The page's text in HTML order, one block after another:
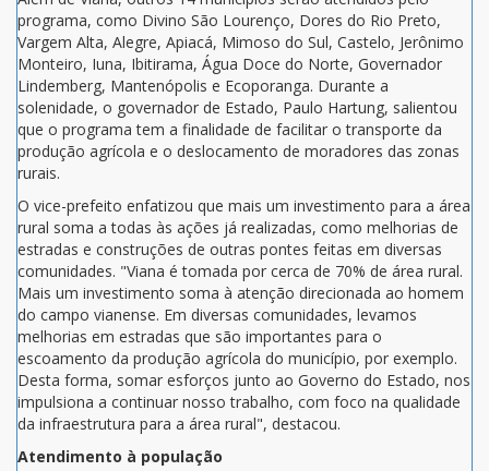
programa, como Divino São Lourenço, Dores do Rio Preto,
Vargem Alta, Alegre, Apiacá, Mimoso do Sul, Castelo, Jerônimo
Monteiro, Iuna, Ibitirama, Água Doce do Norte, Governador
Lindemberg, Mantenópolis e Ecoporanga. Durante a
solenidade, o governador de Estado, Paulo Hartung, salientou
que o programa tem a finalidade de facilitar o transporte da
produção agrícola e o deslocamento de moradores das zonas
rurais.
O vice-prefeito enfatizou que mais um investimento para a área
rural soma a todas às ações já realizadas, como melhorias de
estradas e construções de outras pontes feitas em diversas
comunidades. "Viana é tomada por cerca de 70% de área rural.
Mais um investimento soma à atenção direcionada ao homem
do campo vianense. Em diversas comunidades, levamos
melhorias em estradas que são importantes para o
escoamento da produção agrícola do município, por exemplo.
Desta forma, somar esforços junto ao Governo do Estado, nos
impulsiona a continuar nosso trabalho, com foco na qualidade
da infraestrutura para a área rural", destacou.
Atendimento à população